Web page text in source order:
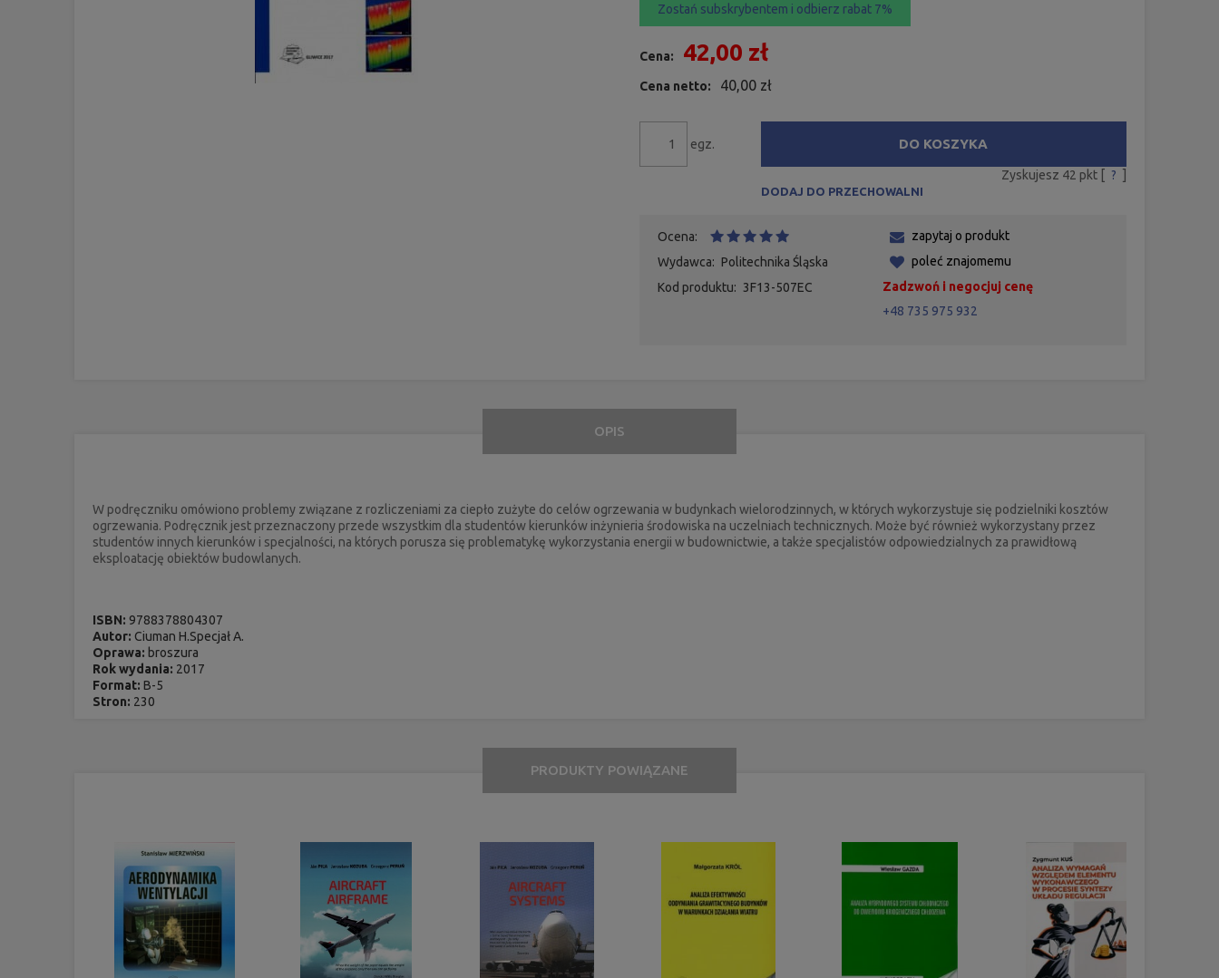
Zostań subskrybentem i odbierz rabat 7%
Cena: 42,00 zł
Cena netto: 40,00 zł
egz. DO KOSZYKA
Zyskujesz 42 pkt [ ?
DODAJ DO PRZECHOWALNI
Ocena:
Wydawca: Politechnika Śląska
Kod produktu: 3F13-507EC
zapytaj o produkt
poleć znajomemu
Zadzwoń i negocjuj cenę
+48 735 975 932
OPIS
W podręczniku omówiono problemy związane z rozliczeniami za ciepło zużyte do celów ogrzewania w budynkach wielorodzinnych, w których wykorzystuje się podzielniki kosztów
ogrzewania. Podręcznik jest przeznaczony przede wszystkim dla studentów kierunków inżynieria środowiska na uczelniach technicznych. Może być również wykorzystany przez
studentów innych kierunków i specjalności, na których porusza się problematykę wykorzystania energii w budownictwie, a także specjalistów odpowiedzialnych za prawidłową
eksploatację obiektów budowlanych.
ISBN: 9788378804307
Autor: Ciuman H.Specjał A.
Oprawa: broszura
Rok wydania: 2017
Format: B-5
Stron: 230
PRODUKTY POWIĄZANE